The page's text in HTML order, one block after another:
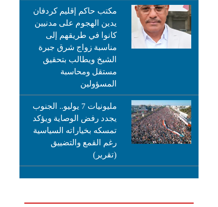
مكتب حاكم إقليم كردفان
يدين الهجوم على مدنيين
كانوا في طريقهم إلى
مناسبة زواج شرق جبرة
الشيخ ويطالب بتحقيق
مستقل ومحاسبة
المسؤولين
مليونيات 7 يوليو.. الجنوب
يجدد رفض الوصاية ويؤكد
تمسكه بخياراته السياسية
رغم القمع والتضييق
(تقرير)